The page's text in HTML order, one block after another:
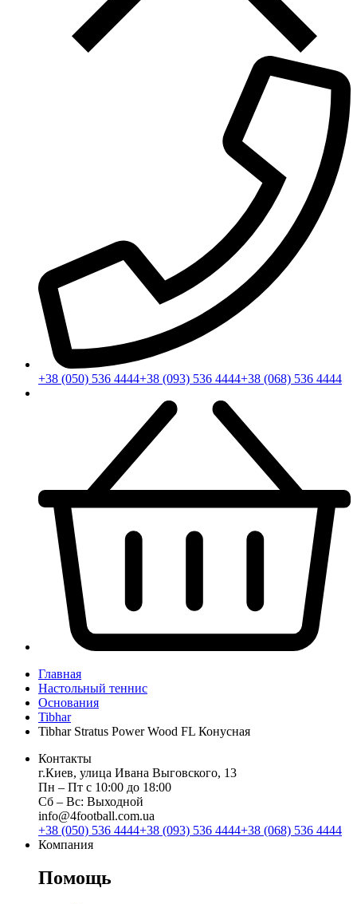
+38 (050) 536 4444+38 (093) 536 4444+38 (068) 536 4444
Главная
Настольный теннис
Основания
Tibhar
Tibhar Stratus Power Wood FL Конусная
Контакты
г.Киев, улица Ивана Выговского, 13
Пн ‒ Пт с 10:00 до 18:00
Сб ‒ Вс: Выходной
info@4football.com.ua
+38 (050) 536 4444+38 (093) 536 4444+38 (068) 536 4444
Компания
Помощь